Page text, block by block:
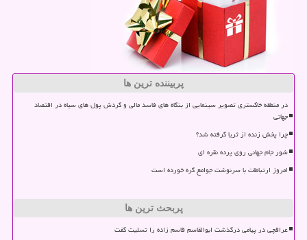
پربیننده ترین ها
در منطقه خاکستری تصویر سینمایی از بنگاه های فاسد مالی و گردش پول های سیاه در اقتصاد
جهانی
چرا پخش زنده از ثریا گرفته شد؟
شور جام جهانی روی پرده نقره ای
امروز ارتباطات با سرنوشت جوامع گره خورده است
پربحث ترین ها
عراقچی در پیامی درگذشت ابوالقاسم قاسم زاده را تسلیت گفت